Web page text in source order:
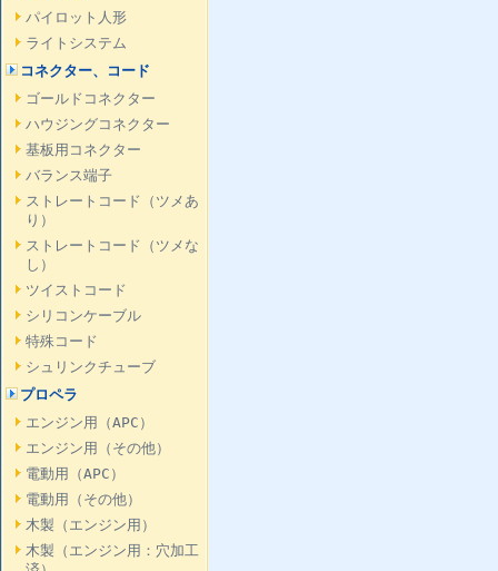
パイロット人形
ライトシステム
コネクター、コード
ゴールドコネクター
ハウジングコネクター
基板用コネクター
バランス端子
ストレートコード（ツメあ
り）
ストレートコード（ツメな
し）
ツイストコード
シリコンケーブル
特殊コード
シュリンクチューブ
プロペラ
エンジン用（APC）
エンジン用（その他）
電動用（APC）
電動用（その他）
木製（エンジン用）
木製（エンジン用：穴加工